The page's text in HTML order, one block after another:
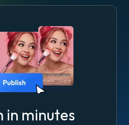
in minutes